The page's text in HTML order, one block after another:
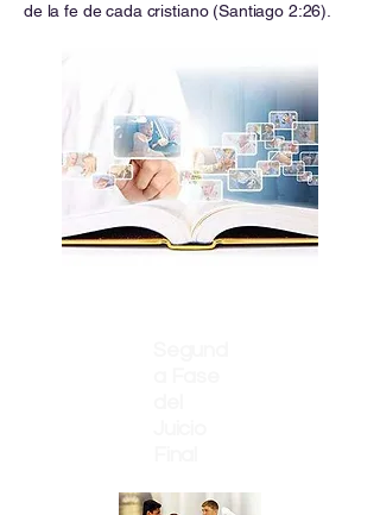
de la fe de cada cristiano (Santiago 2:26).